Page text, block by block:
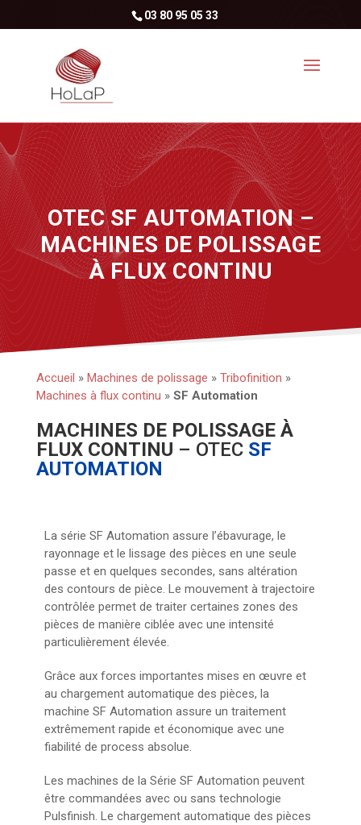
03 80 95 05 33
OTEC SF AUTOMATION –
MACHINES DE POLISSAGE
À FLUX CONTINU
Accueil » Machines de polissage » Tribofinition »
Machines à flux continu » SF Automation
MACHINES DE POLISSAGE À
FLUX CONTINU – OTEC SF
AUTOMATION
La série SF Automation assure l’ébavurage, le
rayonnage et le lissage des pièces en une seule
passe et en quelques secondes, sans altération
des contours de pièce. Le mouvement à trajectoire
contrôlée permet de traiter certaines zones des
pièces de manière ciblée avec une intensité
particulièrement élevée.
Grâce aux forces importantes mises en œuvre et
au chargement automatique des pièces, la
machine SF Automation assure un traitement
extrêmement rapide et économique avec une
fiabilité de process absolue.
Les machines de la Série SF Automation peuvent
être commandées avec ou sans technologie
Pulsfinish. Le chargement automatique des pièces